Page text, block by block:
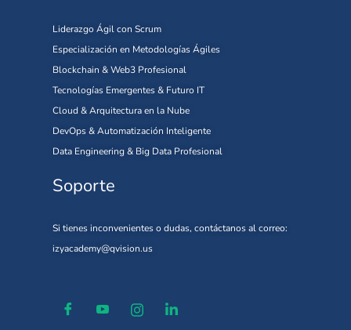
Liderazgo Ágil con Scrum
Especialización en Metodologías Ágiles
Blockchain & Web3 Profesional
Tecnologías Emergentes & Futuro IT
Cloud & Arquitectura en la Nube
DevOps & Automatización Inteligente
Data Engineering & Big Data Profesional
Soporte
Si tienes inconvenientes o dudas, contáctanos al correo:
izyacademy@qvision.us